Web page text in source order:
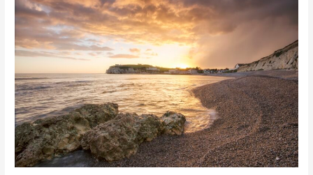
auf
der
Isle
of